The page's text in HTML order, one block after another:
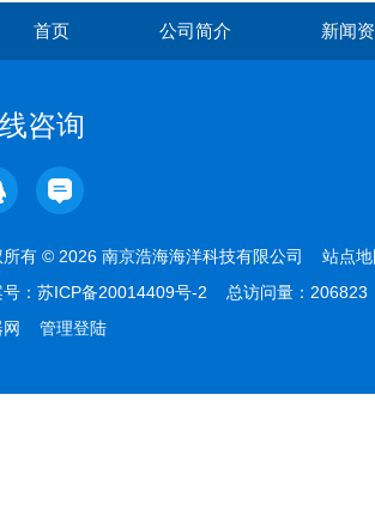
首页 公司简介 新闻
咨询
所有 © 2026 南京浩海海洋科技有限公司 站点
： 苏ICP备20014409号-2 总访问量：
管理登陆